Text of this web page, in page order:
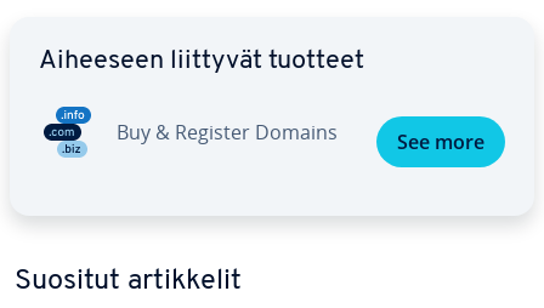
Aiheeseen liittyvät tuotteet
Buy & Register Domains See more
Suositut ar­tik­ke­lit